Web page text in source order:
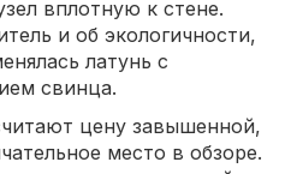
вплотную к стене.
и об экологичности,
латунь с
свинца.
цену завышенной,
место в обзоре.